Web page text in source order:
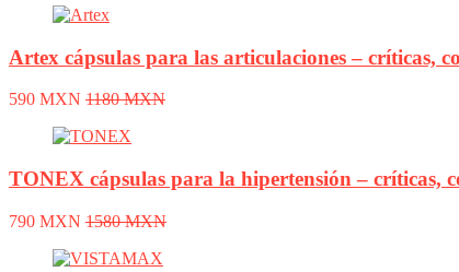
Artex cápsulas para las articulaciones – críticas,
590 MXN 1180 MXN
TONEX cápsulas para la hipertensión – críticas,
790 MXN 1580 MXN